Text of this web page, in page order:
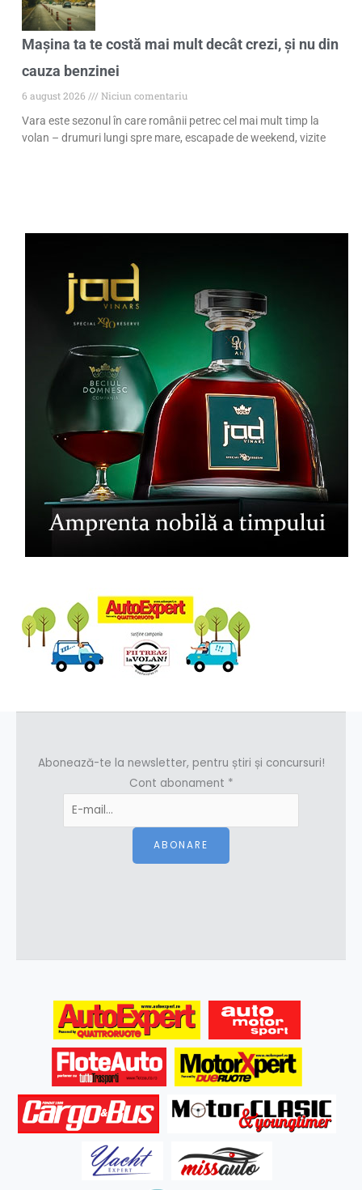
Mașina ta te costă mai mult decât crezi, și nu din
cauza benzinei
6 august 2026
Niciun comentariu
Vara este sezonul în care românii petrec cel mai mult timp la
volan – drumuri lungi spre mare, escapade de weekend, vizite
Abonează-te la newsletter, pentru știri și concursuri!
Cont abonament *
ABONARE